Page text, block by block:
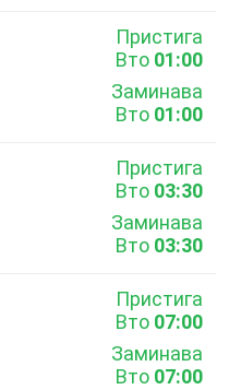
Пристига
Вто 01:00
Заминава
Вто 01:00
Пристига
Вто 03:30
Заминава
Вто 03:30
Пристига
Вто 07:00
Заминава
Вто 07:00